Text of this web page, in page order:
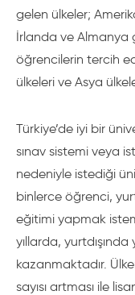
gelen ülkeler;
İrlanda ve Almanya
öğrencilerin tercih
ülkeleri ve Asya
Türkiye’de iyi bir
sınav sistemi veya
nedeniyle istediği
binlerce öğrenci,
eğitimi yapmak
yıllarda,
kazanmaktadır.
sayısı artması ile